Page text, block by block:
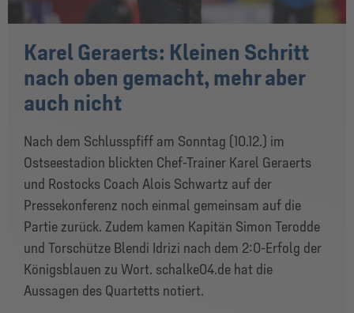
Karel Geraerts: Kleinen Schritt
nach oben gemacht, mehr aber
auch nicht
Nach dem Schlusspfiff am Sonntag (10.12.) im
Ostseestadion blickten Chef-Trainer Karel Geraerts
und Rostocks Coach Alois Schwartz auf der
Pressekonferenz noch einmal gemeinsam auf die
Partie zurück. Zudem kamen Kapitän Simon Terodde
und Torschütze Blendi Idrizi nach dem 2:0-Erfolg der
Königsblauen zu Wort. schalke04.de hat die
Aussagen des Quartetts notiert.